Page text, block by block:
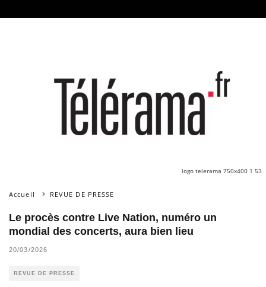
logo telerama 750x400 1 53
Accueil REVUE DE PRESSE
Le procès contre Live Nation, numéro un
mondial des concerts, aura bien lieu
20/03/2026
REVUE DE PRESSE